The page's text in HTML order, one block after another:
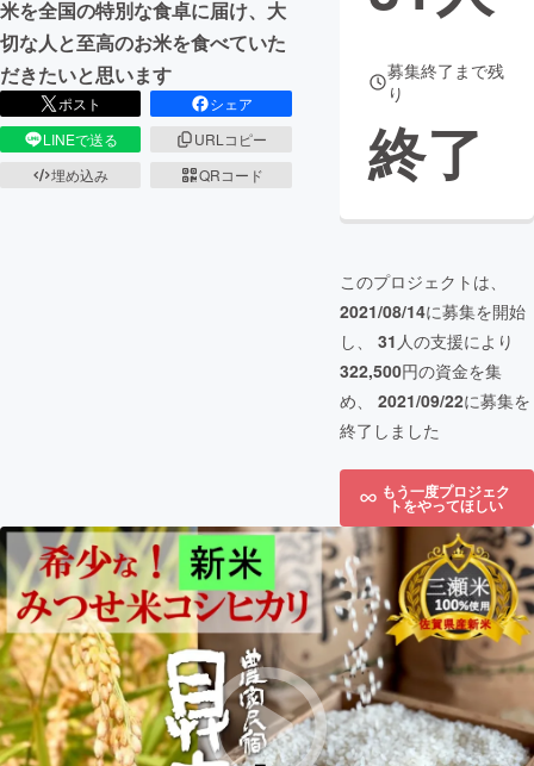
米を全国の特別な食卓に届け、大
切な人と至高のお米を食べていた
だきたいと思います
ポスト
シェア
LINEで送る
URLコピー
埋め込み
QRコード
募集終了まで残
り
終了
このプロジェクトは、
2021/08/14に募集を開始
し、 31 人の支援により
322,500円の資金を集
め、 2021/09/22に募集を
終了しました
もう一度プロジェク
トをやってほしい